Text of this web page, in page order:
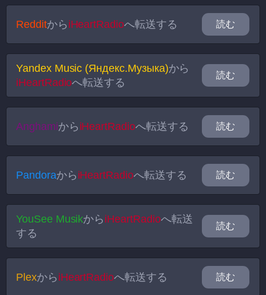
Redditから iHeartRadioへ転送する 読む
Yandex Music (Яндекс.Музыка)から
iHeartRadioへ転送する
読む
Anghamiから iHeartRadioへ転送する 読む
Pandoraから iHeartRadioへ転送する 読む
YouSee Musikから iHeartRadioへ転送
する
読む
Plexから iHeartRadioへ転送する 読む